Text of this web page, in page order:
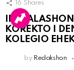
16 Shares
KOREKTO I
KOLEGIO
by Redakshon